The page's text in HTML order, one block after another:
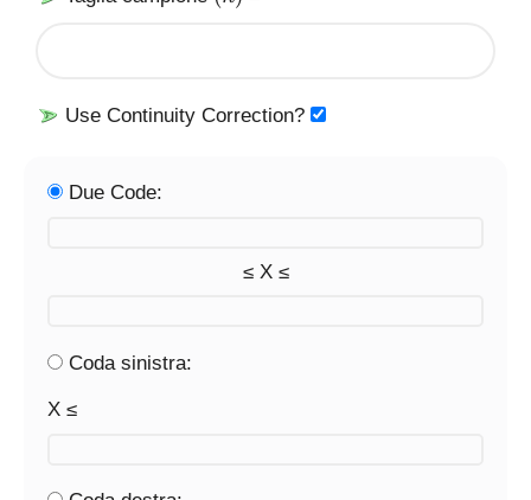
Use Continuity Correction?
Due Code:
≤ X ≤
Coda sinistra:
X ≤